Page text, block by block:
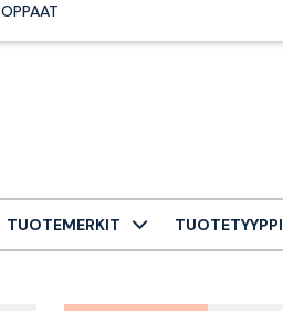
OPPAAT
TUOTEMERKIT TUOTETYYPPI